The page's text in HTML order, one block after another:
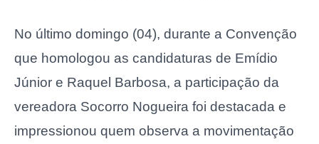
No último domingo (04), durante a Convenção
que homologou as candidaturas de Emídio
Júnior e Raquel Barbosa, a participação da
vereadora Socorro Nogueira foi destacada e
impressionou quem observa a movimentação